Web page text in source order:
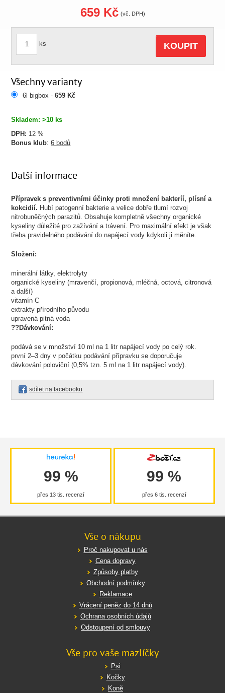
Skladem: >10 ks
DPH: 12 %
Bonus klub:6 bodů
659 Kč (vč. DPH)
ks KOUPIT
Všechny varianty
6l bigbox -659 Kč
Další informace
Přípravek s preventivními účinky proti množení bakteríí, plísní a
kokcidií. Hubí patogenní bakterie a velice dobře tlumí rozvoj
nitrobuněčných parazitů. Obsahuje kompletně všechny organické
kyseliny důležité pro zažívání a trávení. Pro maximální efekt je však
třeba pravidelného podávání do napájecí vody kdykoli ji měníte.
Složení:
minerální látky, elektrolyty
organické kyseliny (mravenčí, propionová, mléčná, octová, citronová
a další)
vitamín C
extrakty přírodního původu
upravená pitná voda
??Dávkování:
podává se v množství 10 ml na 1 litr napájecí vody po celý rok.
první 2–3 dny v počátku podávání přípravku se doporučuje
dávkování poloviční (0,5% tzn. 5 ml na 1 litr napájecí vody).
sdílet na facebooku
99 %
přes 13 tis. recenzí
99 %
přes 6 tis. recenzí
Vše o nákupu
Proč nakupovat u nás
Cena dopravy
Způsoby platby
Obchodní podmínky
Reklamace
Vrácení peněz do 14 dnů
Ochrana osobních údajů
Odstoupení od smlouvy
Vše pro vaše mazlíčky
Psi
Kočky
Koně